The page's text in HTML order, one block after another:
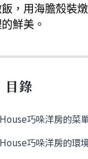
，用海膽殼裝
鮮美。
目錄
巧哚洋房的菜
巧哚洋房的環